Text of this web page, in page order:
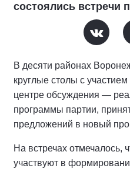
состоялись встречи
В десяти районах
круглые столы с
центре обсуждения —
программы партии,
предложений в новый
На встречах отмечалось,
участвуют в